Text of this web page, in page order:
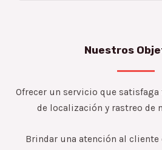
Nuestros
Ofrecer un servicio que satisfaga
de localización y rastreo de
Brindar una atención al cliente